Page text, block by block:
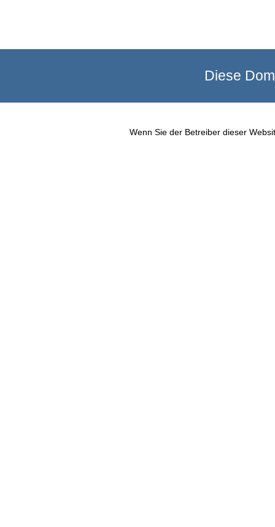
Diese
Wenn Sie der Betreiber dieser